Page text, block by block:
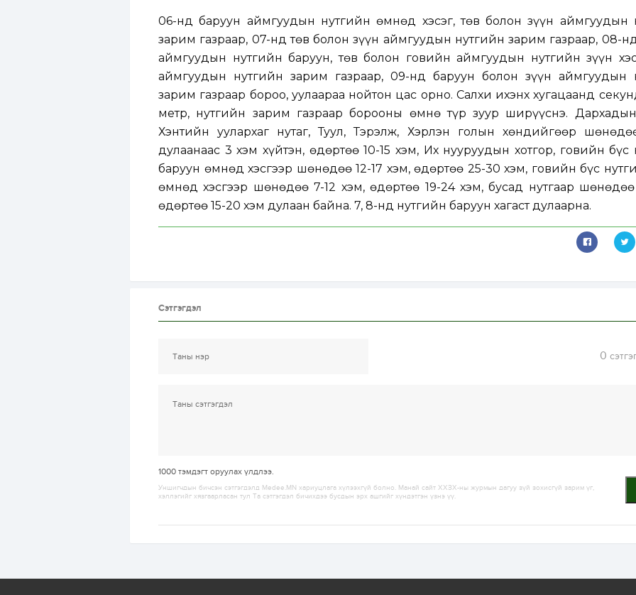
06-нд баруун аймгуудын нутгийн өмнөд хэсэг, төв болон зүүн аймгуудын
зарим газраар, 07-нд төв болон зүүн аймгуудын нутгийн зарим газраар, 08-
аймгуудын нутгийн баруун, төв болон говийн аймгуудын нутгийн зүүн
аймгуудын нутгийн зарим газраар, 09-нд баруун болон зүүн аймгуудын
зарим газраар бороо, уулаараа нойтон цас орно. Салхи ихэнх хугацаанд
метр, нутгийн зарим газраар борооны өмнө түр зуур ширүүснэ. Дархадын
Хэнтийн уулархаг нутаг, Туул, Тэрэлж, Хэрлэн голын хөндийгөөр
дулаанаас 3 хэм хүйтэн, өдөртөө 10-15 хэм, Их нууруудын хотгор, говийн бүс
баруун өмнөд хэсгээр шөнөдөө 12-17 хэм, өдөртөө 25-30 хэм, говийн бүс
өмнөд хэсгээр шөнөдөө 7-12 хэм, өдөртөө 19-24 хэм, бусад нутгаар шөнөдөө
өдөртөө 15-20 хэм дулаан байна. 7, 8-нд нутгийн баруун хагаст дулаарна.
Сэтгэгдэл
0
1000 тэмдэгт оруулах үлдлээ.
Уншигчдын бичсэн сэтгэгдэлд Medee.MN хариуцлага хүлээхгүй болно. Манай сайт ХХЗХ-ны журмын дагуу зүй зохисгүй зарим үг,
хэллэгийг хязгаарласан тул Та сэтгэгдэл бичихдээ бусдын эрх ашгийг хүндэтгэн үзнэ үү.